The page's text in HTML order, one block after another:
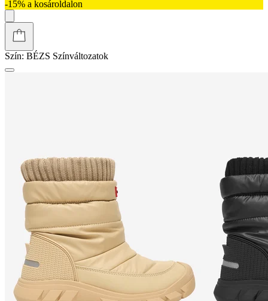
-15% a kosároldalon
Szín: BÉZS Színváltozatok